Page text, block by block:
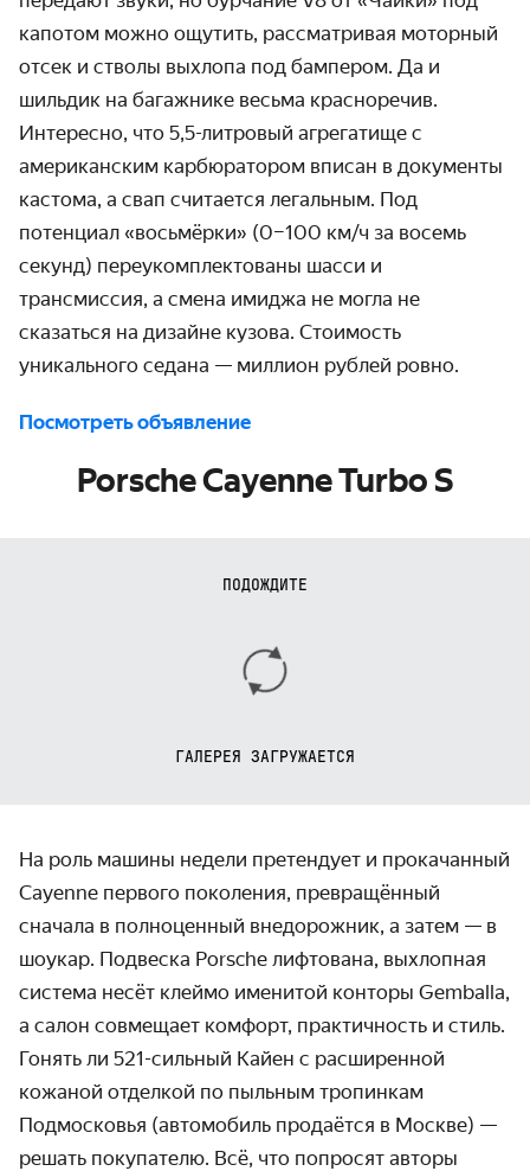
капотом можно ощутить, рассматривая моторный
отсек и стволы выхлопа под бампером. Да и
шильдик на багажнике весьма красноречив.
Интересно, что 5,5-литровый агрегатище с
американским карбюратором вписан в документы
кастома, а свап считается легальным. Под
потенциал «восьмёрки» (0–100 км/ч за восемь
секунд) переукомплектованы шасси и
трансмиссия, а смена имиджа не могла не
сказаться на дизайне кузова. Стоимость
уникального седана — миллион рублей ровно.
Посмотреть объявление
Porsche Cayenne Turbo S
ПОДОЖДИТЕ
ГАЛЕРЕЯ ЗАГРУЖАЕТСЯ
На роль машины недели претендует и прокачанный
Cayenne первого поколения, превращённый
сначала в полноценный внедорожник, а затем — в
шоукар. Подвеска Porsche лифтована, выхлопная
система несёт клеймо именитой конторы Gemballa,
а салон совмещает комфорт, практичность и стиль.
Гонять ли 521-сильный Кайен с расширенной
кожаной отделкой по пыльным тропинкам
Подмосковья (автомобиль продаётся в Москве) —
решать покупателю. Всё, что попросят авторы